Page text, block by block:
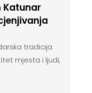
Katunar
tradicija
mjesta i ljudi,